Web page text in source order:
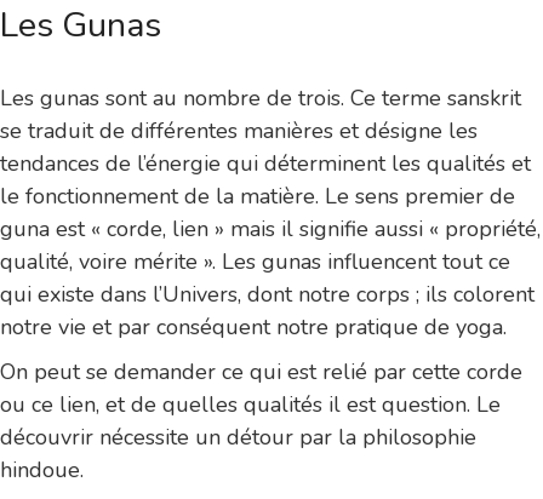
Les Gunas
Les gunas sont au nombre de trois. Ce terme sanskrit
se traduit de différentes manières et désigne les
tendances de l’énergie qui déterminent les qualités et
le fonctionnement de la matière. Le sens premier de
guna est « corde, lien » mais il signifie aussi « propriété,
qualité, voire mérite ». Les gunas influencent tout ce
qui existe dans l’Univers, dont notre corps ; ils colorent
notre vie et par conséquent notre pratique de yoga.
On peut se demander ce qui est relié par cette corde
ou ce lien, et de quelles qualités il est question. Le
découvrir nécessite un détour par la philosophie
hindoue.